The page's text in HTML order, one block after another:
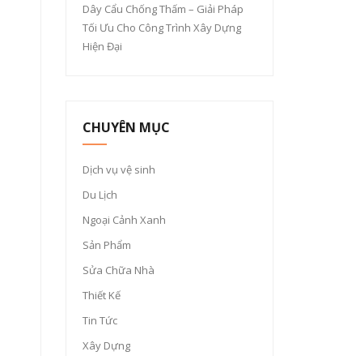
Dây Cẩu Chống Thấm – Giải Pháp
Tối Ưu Cho Công Trình Xây Dựng
Hiện Đại
CHUYÊN MỤC
Dịch vụ vệ sinh
Du Lịch
Ngoại Cảnh Xanh
Sản Phẩm
Sửa Chữa Nhà
Thiết Kế
Tin Tức
Xây Dựng